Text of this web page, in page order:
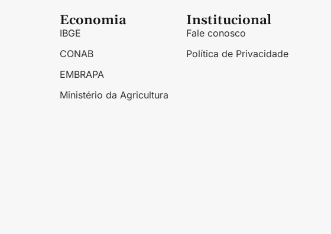
Economia
IBGE
CONAB
EMBRAPA
Ministério da Agricultura
Institucional
Fale conosco
Política de Privacidade